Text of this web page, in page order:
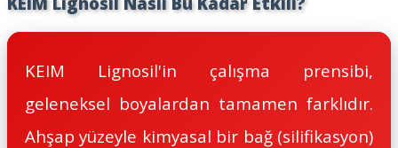
KEIM Lignosil'in çalışma prensibi,
geleneksel boyalardan tamamen farklıdır.
Ahşap yüzeyle kimyasal bir bağ (silifikasyon)